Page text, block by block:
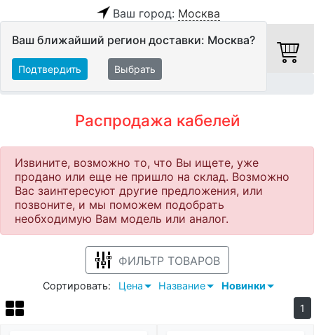
Ваш город: Москва
Ваш ближайший регион доставки: Москва?
Подтвердить Выбрать
Распродажа кабелей
Извините, возможно то, что Вы ищете, уже
продано или еще не пришло на склад. Возможно
Вас заинтересуют другие предложения, или
позвоните, и мы поможем подобрать
необходимую Вам модель или аналог.
ФИЛЬТР ТОВАРОВ
Сортировать: Цена Название
Новинки
1